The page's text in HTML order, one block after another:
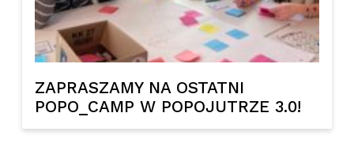
ZAPRASZAMY NA OSTATNI
POPO_CAMP W POPOJUTRZE 3.0!